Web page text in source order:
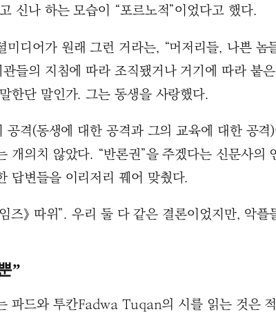
신나 하는 모습이 “포르노적”이었다고 했다.
미디어가 원래 그런 거라는, “머저리들, 나쁜
들의 지침에 따라 조직됐거나 거기에 따라 붙
한단 말인가. 그는 동생을 사랑했다.
격(동생에 대한 공격과 그의 교육에 대한 공
개의치 않았다. “반론권”을 주겠다는 신문사
답변들을 이리저리 꿰어 맞췄다.
임즈》 따위”. 우리 둘 다 같은 결론이었지만, 악
”
파드와 투칸Fadwa Tuqan의 시를 읽는 것은